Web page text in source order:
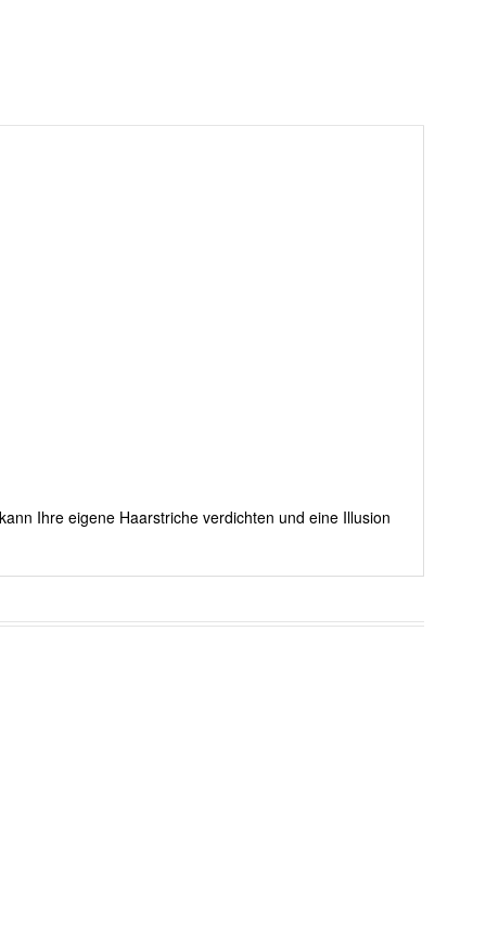
Ihre eigene Haarstriche verdichten und eine Illusion